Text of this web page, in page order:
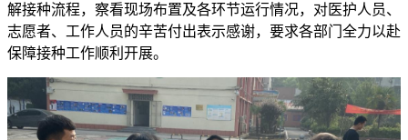
解接种流程，察看现场布置及各环节运行情况，对医护人员、
志愿者、 工作人员的辛苦付出表示感谢，要求各部门全力以赴
保障接种工作顺利开展。